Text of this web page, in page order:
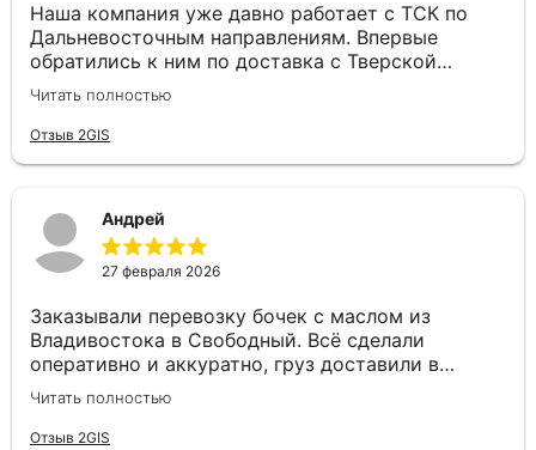
Наша компания уже давно работает с ТСК по
Дальневосточным направлениям. Впервые
обратились к ним по доставка с Тверской
области до Севастополя, ребята не растерялись.
Все быстро рассчитали, подобрали машину и
доставили оперативно груз. Спасибо большое!
Читать полностью
Отзыв 2GIS
Андрей
27 февраля 2026
Заказывали перевозку бочек с маслом из
Владивостока в Свободный. Всё сделали
оперативно и аккуратно, груз доставили в
целости и в срок. Особую благодарность хочу
выразить менеджеру Валерии — очень приятный
и грамотный специалист. Быстро оформила
Читать полностью
Отзыв 2GIS